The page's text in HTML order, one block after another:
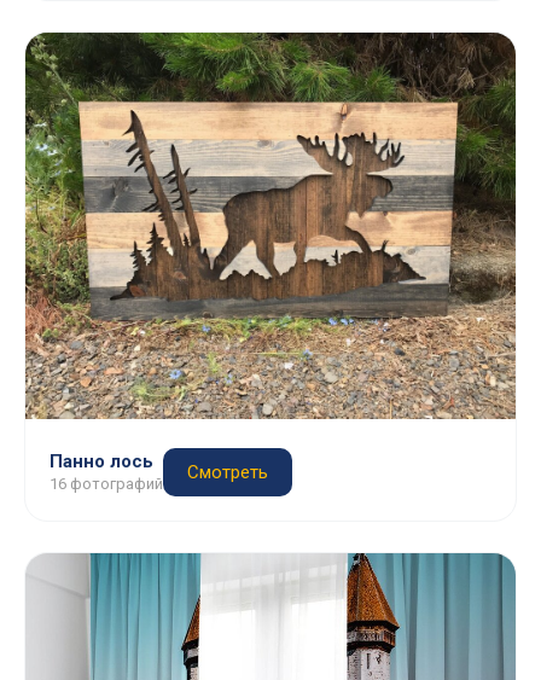
Панно лось
16 фотографий
Смотреть